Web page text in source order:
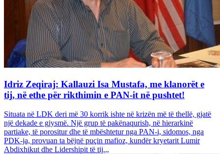
Idriz Zeqiraj: Kallauzi Isa Mustafa, me klanorët e
tij, në ethe për rikthimin e PAN-it në pushtet!
Situata në LDK deri më 30 korrik ishte në krizën më të thellë, gjatë
një dekade e gjysmë. Një grup të pakënaqurish, në hierarkinë
partiake, të porositur dhe të mbështetur nga PAN-i, sidomos, nga
PDK-ja, provuan ta bëjnë puçin mafioz, kundër kryetarit Lumir
Abdixhikut dhe Lidershipit të tij.,,